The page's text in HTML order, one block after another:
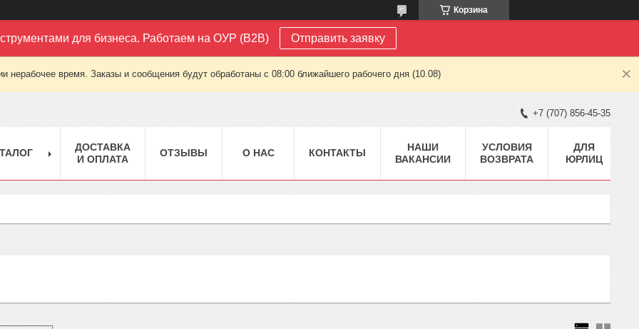
Корзина
для бизнеса. Работаем на ОУР (B2B) Отправить заявку
нерабочее время. Заказы и сообщения будут обработаны с 08:00 ближайшего рабочего дня (10.08)
+7 (707) 856-45-35
ДОСТАВКА
И ОПЛАТА
ОТЗЫВЫ О НАС КОНТАКТЫ
НАШИ
ВАКАНСИИ
УСЛОВИЯ
ВОЗВРАТА
ДЛЯ
ЮРЛИЦ